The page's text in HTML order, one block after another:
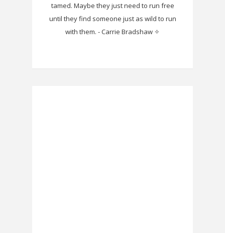
tamed. Maybe they just need to run free
until they find someone just as wild to run
with them. - Carrie Bradshaw ✧